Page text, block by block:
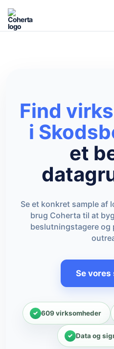
Find
i
et
Se et konkret sample af
brug Coherta til at
beslutningstagere og
Se vores
609 virksomheder
Data og